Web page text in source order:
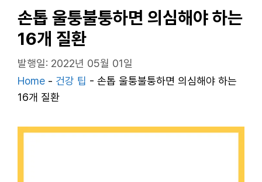
손톱 울퉁불퉁하면 의심해야 하는
16개 질환
발행일: 2022년 05월 01일
Home - 건강 팁 - 손톱 울퉁불퉁하면 의심해야 하는
16개 질환